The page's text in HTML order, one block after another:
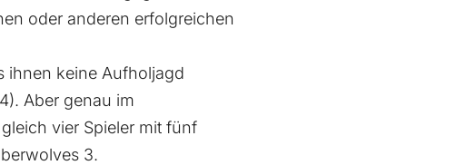
oder anderen erfolgreichen
ihnen keine Aufholjagd
Aber genau im
vier Spieler mit fünf
3.